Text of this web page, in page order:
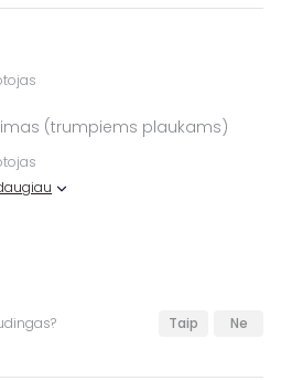
(trumpiems plaukams)
Taip Ne